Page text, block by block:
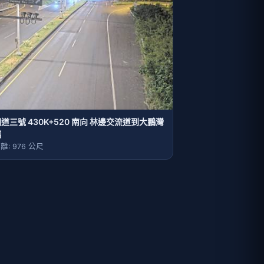
三號 430K+520 南向 林邊交流道到大鵬灣
: 976 公尺